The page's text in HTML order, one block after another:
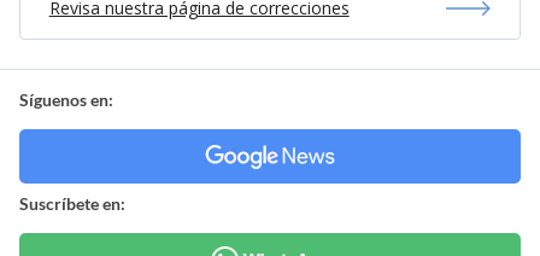
Revisa nuestra página de correcciones
Síguenos en:
Suscríbete en: